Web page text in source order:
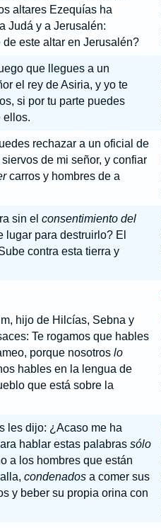
altares Ezequías ha
Judá y a Jerusalén:
este altar en Jerusalén?
que llegues a un
el rey de Asiria, y yo te
si por tu parte puedes
ellos.
rechazar a un oficial de
de mi señor, y confiar
carros y hombres de a
sin el consentimiento del
lugar para destruirlo? El
contra esta tierra y
hijo de Hilcías, Sebna y
Te rogamos que hables
porque nosotros lo
hables en la lengua de
que está sobre la
les dijo: ¿Acaso me ha
hablar estas palabras sólo
a los hombres que están
condenadosa comer sus
y beber su propia orina con